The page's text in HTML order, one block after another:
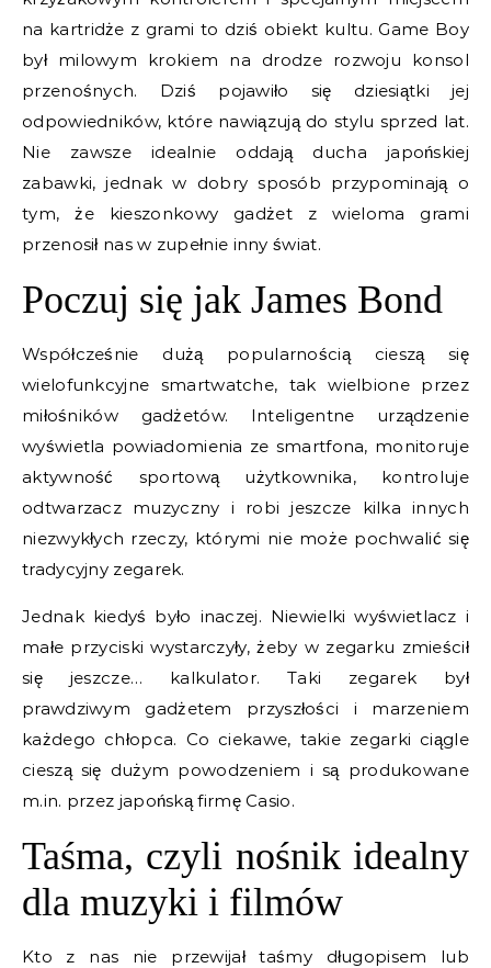
na kartridże z grami to dziś obiekt kultu. Game Boy
był milowym krokiem na drodze rozwoju konsol
przenośnych. Dziś pojawiło się dziesiątki jej
odpowiedników, które nawiązują do stylu sprzed lat.
Nie zawsze idealnie oddają ducha japońskiej
zabawki, jednak w dobry sposób przypominają o
tym, że kieszonkowy gadżet z wieloma grami
przenosił nas w zupełnie inny świat.
Poczuj się jak James Bond
Współcześnie dużą popularnością cieszą się
wielofunkcyjne smartwatche, tak wielbione przez
miłośników gadżetów. Inteligentne urządzenie
wyświetla powiadomienia ze smartfona, monitoruje
aktywność sportową użytkownika, kontroluje
odtwarzacz muzyczny i robi jeszcze kilka innych
niezwykłych rzeczy, którymi nie może pochwalić się
tradycyjny zegarek.
Jednak kiedyś było inaczej. Niewielki wyświetlacz i
małe przyciski wystarczyły, żeby w zegarku zmieścił
się jeszcze… kalkulator. Taki zegarek był
prawdziwym gadżetem przyszłości i marzeniem
każdego chłopca. Co ciekawe, takie zegarki ciągle
cieszą się dużym powodzeniem i są produkowane
m.in. przez japońską firmę Casio.
Taśma, czyli nośnik idealny
dla muzyki i filmów
Kto z nas nie przewijał taśmy długopisem lub